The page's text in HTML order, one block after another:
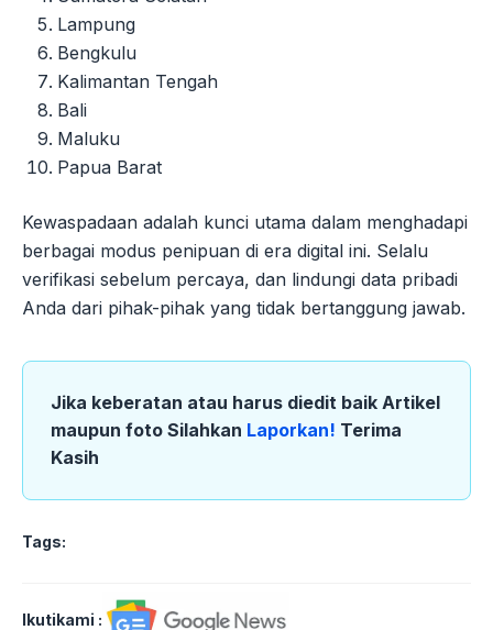
Lampung
Bengkulu
Kalimantan Tengah
Bali
Maluku
Papua Barat
Kewaspadaan adalah kunci utama dalam menghadapi
berbagai modus penipuan di era digital ini. Selalu
verifikasi sebelum percaya, dan lindungi data pribadi
Anda dari pihak-pihak yang tidak bertanggung jawab.
Jika keberatan atau harus diedit baik Artikel
maupun foto Silahkan Laporkan! Terima
Kasih
Tags:
Ikutikami :